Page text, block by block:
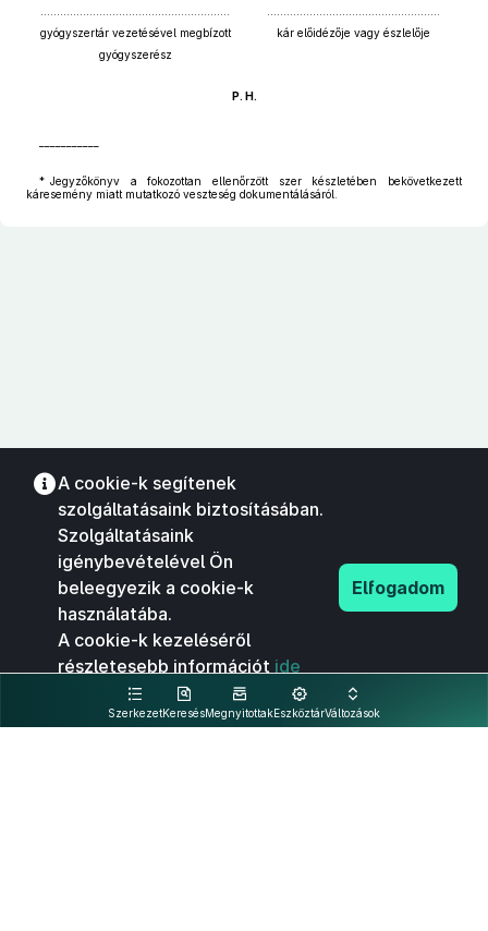
gyógyszertár vezetésével megbízott
kár előidézője vagy észlelője
gyógyszerész
P. H.
* Jegyzőkönyv a fokozottan ellenőrzött szer készletében bekövetkezett
káresemény miatt mutatkozó veszteség dokumentálásáról.
SzerkezetKeresésMegnyitottakEszköztárVáltozások
A cookie-k segítenek
szolgáltatásaink biztosításában.
Szolgáltatásaink
igénybevételével Ön
beleegyezik a cookie-k
használatába.
A cookie-k kezeléséről
részletesebb információt ide
kattintva olvashat.
Elfogadom